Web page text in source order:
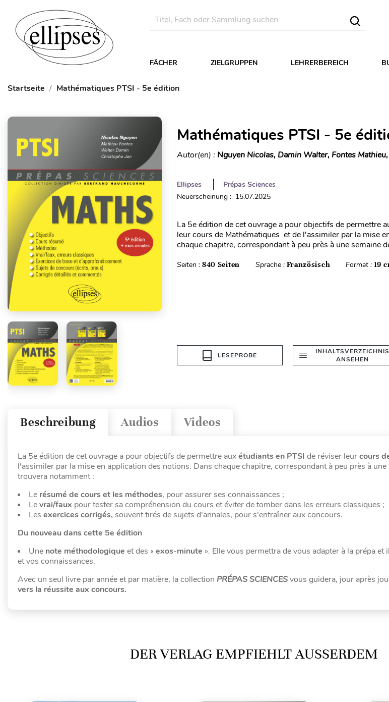
FÄCHER ZIELGRUPPEN LEHRERBEREICH
Startseite Mathématiques PTSI - 5e édition
Mathématiques PTSI - 5e
Autor(en) : Nguyen Nicolas, Damin Walter, Fontes
Ellipses
Prépas Sciences
Neuerscheinung : 15.07.2025
La 5e édition de cet ouvrage a pour objectifs de permettre
leur cours de Mathématiques et de l'assimiler par la mise
chaque chapitre, correspondant à peu près à une semaine
Seiten : 840 Seiten Sprache : Französisch Format : 19
LESEPROBE
INHALTSVERZEICHNIS
ANSEHEN
Videos
Audios
Beschreibung
La 5e édition de cet ouvrage a pour objectifs de permettre auxétudiants en PTSI de réviser leurcours
l'assimiler par la mise en application des notions. Dans chaque chapitre, correspondant à peu près à
trouvera notamment :
Le résumé de cours et les méthodes, pour assurer ses connaissances ;
Levrai/faux pour tester sa compréhension du cours et éviter de tomber dans les erreurs classiques ;
Les exercices corrigés, souvent tirés de sujets d'annales, pour s'entraîner aux concours.
Du nouveau dans cette 5e édition
Une note méthodologique et des « exos-minute ». Elle vous permettra de vous adapter à la prépa
et vos connaissances.
Avec un seul livre par année et par matière, la collection PRÉPAS SCIENCESvous guidera, jour après
vers la réussite aux concours.
DER VERLAG EMPFIEHLT AUSSERDEM